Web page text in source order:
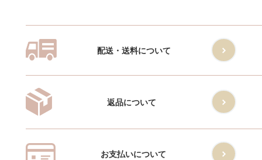
配送・送料について
返品について
お支払いについて